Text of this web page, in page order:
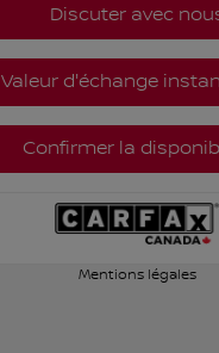
Discuter avec
Valeur d'échange
Confirmer la
Mentions légales